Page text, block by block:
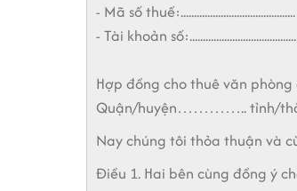
- Mã số thuế:...........................................
- Tài khoản
Hợp đồng cho thuê văn
Quận/huyện………….. tỉnh/
Nay chúng tôi thỏa thuận và
Điều 1. Hai bên cùng đồng